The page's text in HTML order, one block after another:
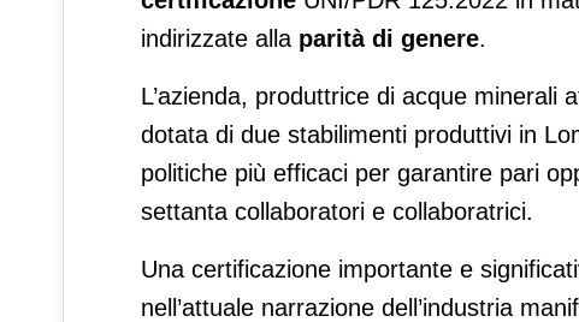
indirizzate alla parità di genere.
L’azienda, produttrice di acque minerali
dotata di due stabilimenti produttivi in
politiche più efficaci per garantire pari
settanta collaboratori e collaboratrici.
Una certificazione importante e
nell’attuale narrazione dell’industria